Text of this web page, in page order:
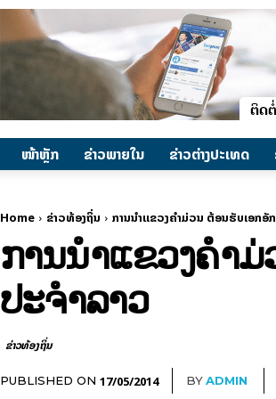
ໜ້າຫຼັກ ຂ່າວພາຍ​ໃນ ຂ່າວຕ່າງປະເທດ
Home ຂ່າວທ້ອງຖິ່ນ ການນຳແຂວງຄຳມ່ວນ ຕ້ອນຮັບເອກອັ
ການນຳແຂວງຄຳ
ປະຈຳລາວ
ຂ່າວທ້ອງຖິ່ນ
PUBLISHED ON 17/05/2014 BYADMIN